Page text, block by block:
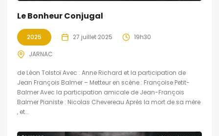
Le Bonheur Conjugal
2025 27 juillet 2025 19h30
JARNAC
de Léon Tolstoï Avec : Anne Richard et la participation de
Jean François Balmer – Metteur en scène : Françoise Petit-
Balmer Avec la participation amicale de Jean-François
Balmer Pianiste : Nicolas Chevereau Après la mort de sa mère
, et...